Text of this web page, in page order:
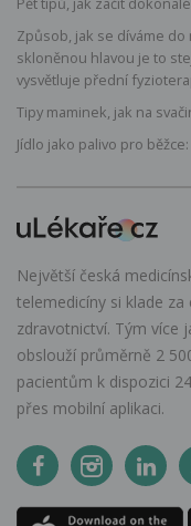
Způsob, jak se díváme
skloněnou hlavou je to
vysvětluje přední
Tipy maminek, jak na
Jídlo jako palivo pro
Největší česká
telemedicíny si klade
zdravotnictví. Tým více
obslouží průměrně 2
pacientům k dispozici
přes mobilní aplikaci.